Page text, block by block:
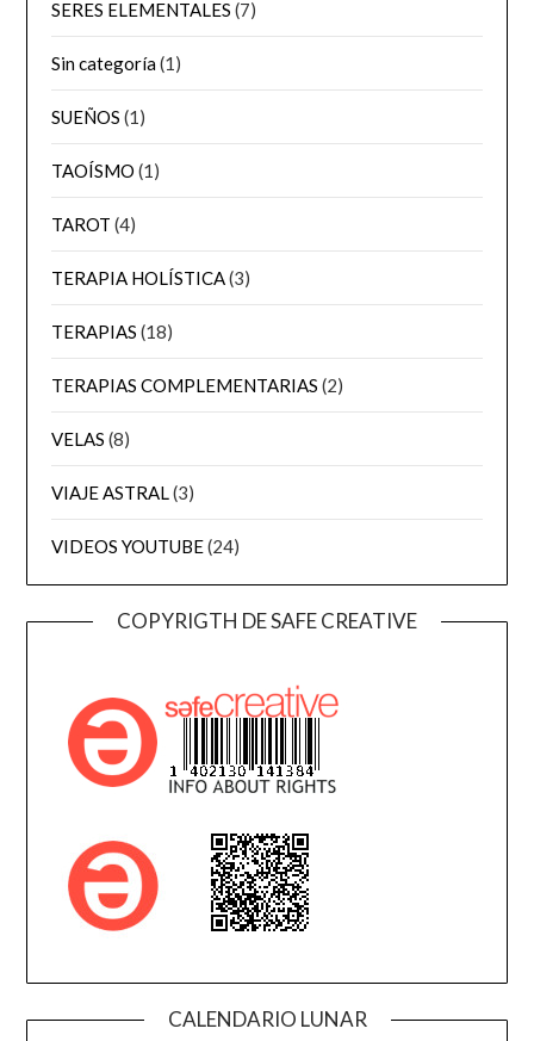
SERES ELEMENTALES (7)
Sin categoría(1)
SUEÑOS (1)
TAOÍSMO (1)
TAROT (4)
TERAPIA HOLÍSTICA(3)
TERAPIAS (18)
TERAPIAS COMPLEMENTARIAS (2)
VELAS (8)
VIAJE ASTRAL(3)
VIDEOS YOUTUBE(24)
COPYRIGTH DE SAFE CREATIVE
CALENDARIO LUNAR